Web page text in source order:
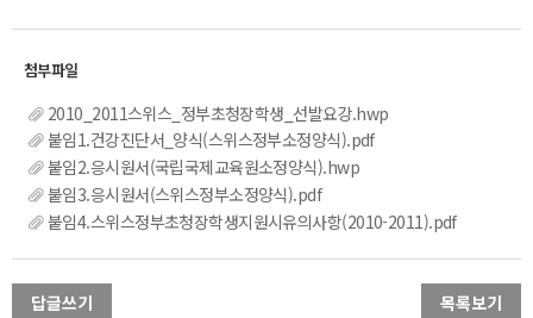
2010_2011스위스_정부초청장학생_선발요강.hwp
붙임1.건강진단서_양식(스위스정부소정양식).pdf
붙임2.응시원서(국립국제교육원소정양식).hwp
붙임3.응시원서(스위스정부소정양식).pdf
붙임4.스위스정부초청장학생지원시유의사항(2010-2011).pdf
답글쓰기 목록보기